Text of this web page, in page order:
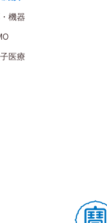
機器
医療